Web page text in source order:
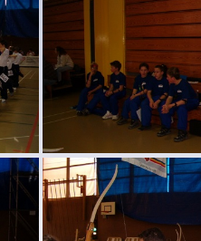
HPIM1024
HPIM1019